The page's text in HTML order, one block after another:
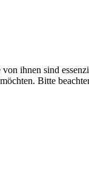
ihnen sind
Bitte